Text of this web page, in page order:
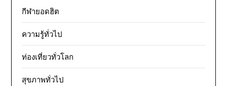
กีฬายอดฮิต
ความรู้ทั่วไป
ท่องเที่ยวทั่วโลก
สุขภาพทั่วไป